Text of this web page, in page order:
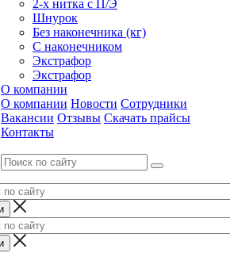
2-х нитка с П/Э
Шнурок
Без наконечника (кг)
С наконечником
Экстрафор
Экстрафор
О компании
О компании Новости Сотрудники
Вакансии Отзывы Скачать прайсы
Контакты